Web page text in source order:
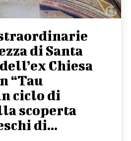
di Santa
Chiesa
“Tau
ciclo di
scoperta
di...